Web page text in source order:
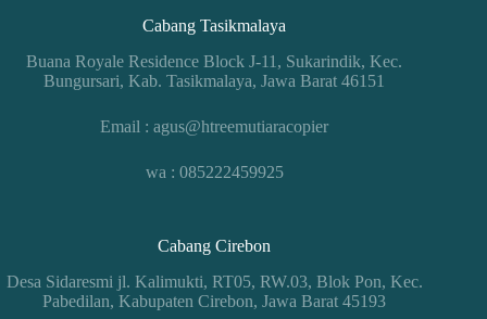
Cabang Tasikmalaya
Buana Royale Residence Block J-11, Sukarindik, Kec.
Bungursari, Kab. Tasikmalaya, Jawa Barat 46151
Email : agus@htreemutiaracopier
wa : 085222459925
Cabang Cirebon
Desa Sidaresmi jl. Kalimukti, RT05, RW.03, Blok Pon, Kec.
Pabedilan, Kabupaten Cirebon, Jawa Barat 45193